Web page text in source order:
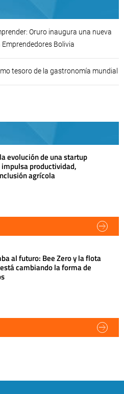
Oruro inaugura una nueva
Bolivia
tesoro de la gastronomía mundial
evolución de una startup
productividad,
agrícola
al futuro: Bee Zero y la flota
cambiando la forma de